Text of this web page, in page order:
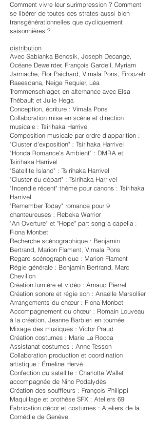
Comment vivre leur surimpression ? Comment
se libérer de toutes ces strates aussi bien
transgénérationnelles que cycliquement
saisonnières ?
distribution
Avec Sabianka Bencsik, Joseph Decange,
Océane Deweirder, François Gardeil, Myriam
Jarmache, Flor Paichard, Vimala Pons, Firoozeh
Raeesdana, Neige Requier, Léa
Trommenschlager, en alternance avec Elsa
Thébault et Julie Hega
Conception, écriture : Vimala Pons
Collaboration mise en scène et direction
musicale : Tsirihaka Harrivel
Composition musicale par ordre d'apparition :
"Cluster d'exposition" : Tsirihaka Harrivel
"Honda Romance's Ambient" : DMRA et
Tsirihaka Harrivel
"Satellite Island" : Tsirihaka Harrivel
"Cluster du départ" : Tsirihaka Harrivel
"Incendie récent" thème pour canons : Tsirihaka
Harrivel
"Remember Today" romance pour 9
chanteureuses : Rebeka Warrior
"An Overture" et "Hope" part song a capella :
Fiona Monbet
Recherche scénographique : Benjamin
Bertrand, Marion Flament, Vimala Pons
Regard scénographique : Marion Flament
Régie générale : Benjamin Bertrand, Marc
Chevillon
Création lumière et vidéo : Arnaud Pierrel
Création sonore et régie son : Anaëlle Marsollier
Arrangements du chœur : Fiona Monbet
Accompagnement du chœur : Romain Louveau
à la création, Jeanne Barbieri en tournée
Mixage des musiques : Victor Praud
Création costumes : Marie La Rocca
Assistanat costumes : Anne Tesson
Collaboration production et coordination
artistique : Émeline Hervé
Confection du satellite : Charlotte Wallet
accompagnée de Nino Podalydès
Création des souffleurs : François Philippi
Maquillage et prothèse SFX : Ateliers 69
Fabrication décor et costumes : Ateliers de la
Comédie de Genève